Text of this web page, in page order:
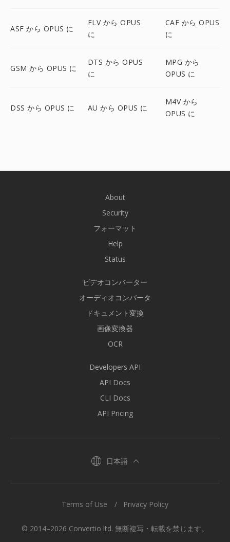
ASF から OPUS に
FLV から OPUS
に
CAF から OPUS
に
GSM から OPUS に
DTS から OPUS
に
MPG から
OPUS に
DSS から OPUS に AU から OPUS に
M4V から
OPUS に
About
Security
フォーマット
Help
Status
ビデオコンバーター
オーディオコンバータ
ドキュメント変換
画像変換器
OCR
Developers API
API Docs
CLI Docs
API Pricing
日本語
© 2014–2026 Convertio ltd. 無断複写・転載を禁じます。
Terms of Use Privacy Policy